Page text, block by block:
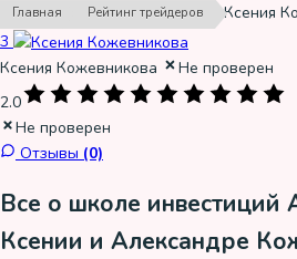
Главная Рейтинг трейдеров ›Ксения
3
Ксения Кожевникова
Не проверен
2.0
Не проверен
Отзывы (0)
Все о школе инвестиций
Ксении и Александре